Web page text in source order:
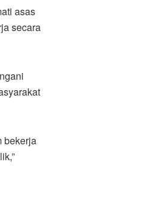
asas
secara
bekerja